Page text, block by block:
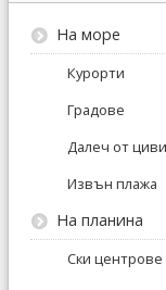
На море
Курорти
Градове
Далеч от
Извън плажа
На планина
Ски центрове